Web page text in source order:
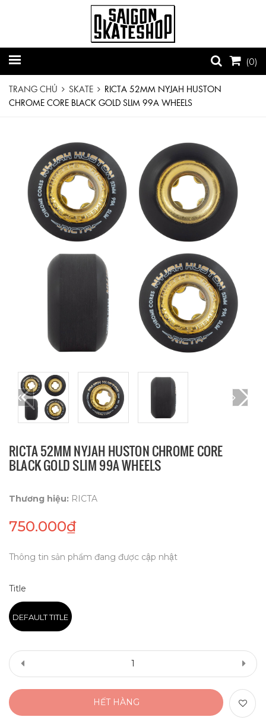
(0)
TRANG CHỦ SKATE
RICTA 52MM NYJAH HUSTON
CHROME CORE BLACK GOLD SLIM 99A WHEELS
RICTA 52MM NYJAH HUSTON CHROME CORE
BLACK GOLD SLIM 99A WHEELS
Thương hiệu: RICTA
750.000₫
Thông tin sản phẩm đang được cập nhật
Title
DEFAULT TITLE
HẾT HÀNG